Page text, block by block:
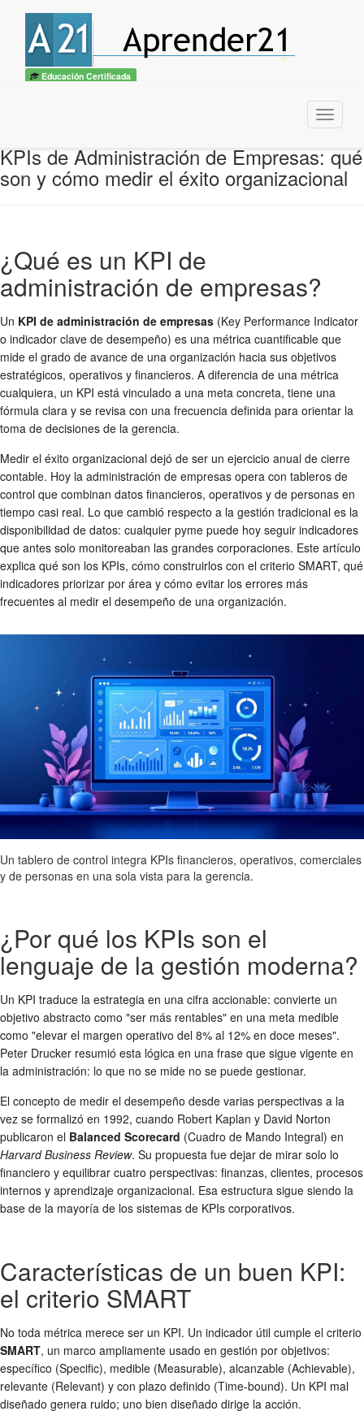
Educación Certificada
Menu
KPIs de Administración de Empresas: qué
son y cómo medir el éxito organizacional
¿Qué es un KPI de
administración de empresas?
Un KPI de administración de empresas (Key Performance Indicator
o indicador clave de desempeño) es una métrica cuantificable que
mide el grado de avance de una organización hacia sus objetivos
estratégicos, operativos y financieros. A diferencia de una métrica
cualquiera, un KPI está vinculado a una meta concreta, tiene una
fórmula clara y se revisa con una frecuencia definida para orientar la
toma de decisiones de la gerencia.
Medir el éxito organizacional dejó de ser un ejercicio anual de cierre
contable. Hoy la administración de empresas opera con tableros de
control que combinan datos financieros, operativos y de personas en
tiempo casi real. Lo que cambió respecto a la gestión tradicional es la
disponibilidad de datos: cualquier pyme puede hoy seguir indicadores
que antes solo monitoreaban las grandes corporaciones. Este artículo
explica qué son los KPIs, cómo construirlos con el criterio SMART, qué
indicadores priorizar por área y cómo evitar los errores más
frecuentes al medir el desempeño de una organización.
Un tablero de control integra KPIs financieros, operativos, comerciales
y de personas en una sola vista para la gerencia.
¿Por qué los KPIs son el
lenguaje de la gestión moderna?
Un KPI traduce la estrategia en una cifra accionable: convierte un
objetivo abstracto como "ser más rentables" en una meta medible
como "elevar el margen operativo del 8% al 12% en doce meses".
Peter Drucker resumió esta lógica en una frase que sigue vigente en
la administración: lo que no se mide no se puede gestionar.
El concepto de medir el desempeño desde varias perspectivas a la
vez se formalizó en 1992, cuando Robert Kaplan y David Norton
publicaron el Balanced Scorecard (Cuadro de Mando Integral) en
Harvard Business Review. Su propuesta fue dejar de mirar solo lo
financiero y equilibrar cuatro perspectivas: finanzas, clientes, procesos
internos y aprendizaje organizacional. Esa estructura sigue siendo la
base de la mayoría de los sistemas de KPIs corporativos.
Características de un buen KPI:
el criterio SMART
No toda métrica merece ser un KPI. Un indicador útil cumple el criterio
SMART, un marco ampliamente usado en gestión por objetivos:
específico (Specific), medible (Measurable), alcanzable (Achievable),
relevante (Relevant) y con plazo definido (Time-bound). Un KPI mal
diseñado genera ruido; uno bien diseñado dirige la acción.